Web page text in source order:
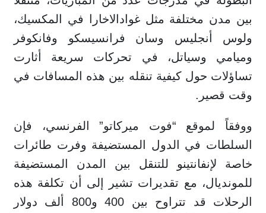
بين مدن مختلفة مثل غوادالاخارا في المكسيك،
ولوس أنجليس وسان فرانسيسكو وفانكوفر
وميامي وسياتل، في تحركات سريعة أثارت
تساؤلات حول كيفية تنقله بين هذه المسافات في
وقت قصير.
ووفقاً لموقع “فوت ميركاتو” الفرنسي، فإن
السلطات في الدول المستضيفة وفرت طائرات
خاصة لإنفانتينو للتنقل بين المدن المستضيفة
للمونديال، مع تقديرات تشير إلى أن تكلفة هذه
الرحلات قد تتراوح بين 400 و800 ألف دولار